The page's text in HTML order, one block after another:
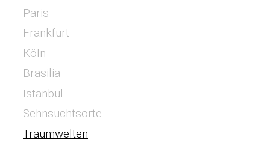
Paris
Frankfurt
Köln
Brasilia
Istanbul
Sehnsuchtsorte
Traumwelten